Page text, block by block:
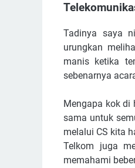
Tadinya saya
urungkan
manis ketika
sebenarnya
Mengapa kok di
sama untuk
melalui CS kita
Telkom juga
memahami